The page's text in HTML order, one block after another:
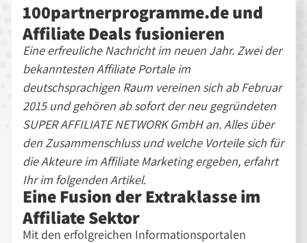
100partnerprogramme.de und
Affiliate Deals fusionieren
Eine erfreuliche Nachricht im neuen Jahr. Zwei der
bekanntesten Affiliate Portale im
deutschsprachigen Raum vereinen sich ab Februar
2015 und gehören ab sofort der neu gegründeten
SUPER AFFILIATE NETWORK GmbH an. Alles über
den Zusammenschluss und welche Vorteile sich für
die Akteure im Affiliate Marketing ergeben, erfahrt
Ihr im folgenden Artikel.
Eine Fusion der Extraklasse im
Affiliate Sektor
Mit den erfolgreichen Informationsportalen